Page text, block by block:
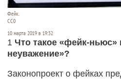
Фейк.
СС0
10 марта 2019 в 19:32
1 Что такое «фейк-ньюс»
неуважение»?
Законопроект о фейках